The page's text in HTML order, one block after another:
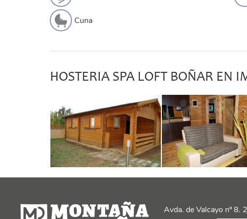
Cuna
HOSTERIA SPA LOFT BOÑAR EN
Avda. de Valcayo nº 8.